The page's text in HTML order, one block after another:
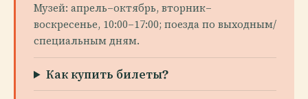
Музей: апрель–октябрь, вторник–
воскресенье, 10:00–17:00; поезда по выходным/
специальным дням.
Как купить билеты?